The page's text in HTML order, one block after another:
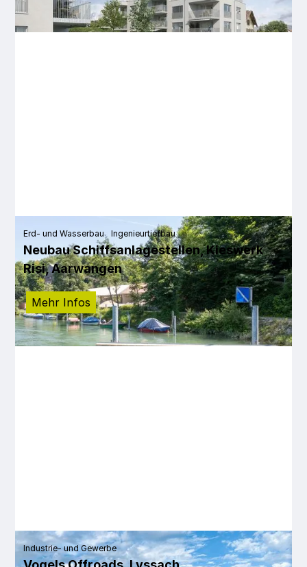
Erd- und Wasserbau Ingenieurtiefbau
Neubau Schiffsanlagestellen, Kieswerk
Risi, Aarwangen
Mehr Infos
Industrie- und Gewerbe